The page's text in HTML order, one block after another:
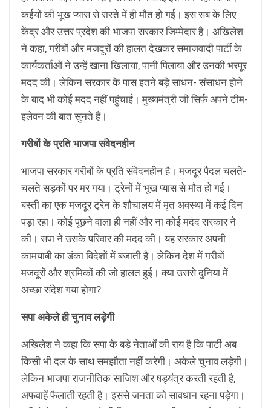
कईयों की भूख प्यास से रास्ते में ही मौत हो गई। इस सब के लिए
केंद्र और उत्तर प्रदेश की भाजपा सरकार जिम्मेदार है। अखिलेश
ने कहा, गरीबों और मजदूरों की हालत देखकर समाजवादी पार्टी के
कार्यकर्ताओं ने उन्हें खाना खिलाया, पानी पिलाया और उनकी भरपूर
मदद की। लेकिन सरकार के पास इतने बड़े साधन- संसाधन होने
के बाद भी कोई मदद नहीं पहुंचाई। मुख्यमंत्री जी सिर्फ अपने टीम-
इलेवन की बात सुनते हैं।
गरीबों के प्रति भाजपा संवेदनहीन
भाजपा सरकार गरीबों के प्रति संवेदनहीन है। मजदूर पैदल चलते-
चलते सड़कों पर मर गया। ट्रेनों में भूख प्यास से मौत हो गई।
बस्ती का एक मजदूर ट्रेन के शौचालय में मृत अवस्था में कई दिन
पड़ा रहा। कोई पूछने वाला ही नहीं और ना कोई मदद सरकार ने
की। सपा ने उसके परिवार की मदद की। यह सरकार अपनी
कामयाबी का डंका विदेशों में बजाती है। लेकिन देश में गरीबों
मजदूरों और श्रमिकों की जो हालत हुई। क्या उससे दुनिया में
अच्छा संदेश गया होगा?
सपा अकेले ही चुनाव लड़ेगी
अखिलेश ने कहा कि सपा के बड़े नेताओं की राय है कि पार्टी अब
किसी भी दल के साथ समझौता नहीं करेगी। अकेले चुनाव लड़ेगी।
लेकिन भाजपा राजनीतिक साजिश और षड्यंत्र करती रहती है,
अफवाहें फैलाती रहती है। इससे जनता को सावधान रहना पड़ेगा।